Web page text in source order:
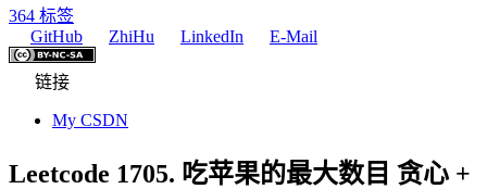
364 标签
GitHub
ZhiHu LinkedIn E-Mail
链接
My CSDN
Leetcode 1705. 吃苹果的最大数目 贪心 +